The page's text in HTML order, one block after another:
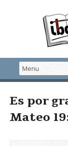
Es por
Mateo